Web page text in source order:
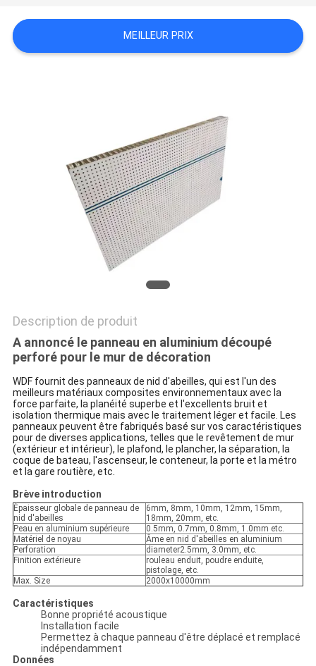
DU
SITE
CONFIDENTIALITÉ
MEILLEUR PRIX
Description de produit
A annoncé le panneau en aluminium découpé
perforé pour le mur de décoration
WDF fournit des panneaux de nid d'abeilles, qui est l'un des
meilleurs matériaux composites environnementaux avec la
force parfaite, la planéité superbe et l'excellents bruit et
isolation thermique mais avec le traitement léger et facile. Les
panneaux peuvent être fabriqués basé sur vos caractéristiques
pour de diverses applications, telles que le revêtement de mur
(extérieur et intérieur), le plafond, le plancher, la séparation, la
coque de bateau, l'ascenseur, le conteneur, la porte et la métro
et la gare routière, etc.
Brève introduction
Épaisseur globale de panneau de
nid d'abeilles
6mm, 8mm, 10mm, 12mm, 15mm,
18mm, 20mm, etc.
Peau en aluminium supérieure
0.5mm, 0.7mm, 0.8mm, 1.0mm etc.
Matériel de noyau
Âme en nid d'abeilles en aluminium
Perforation
diameter2.5mm, 3.0mm, etc.
Finition extérieure
rouleau enduit, poudre enduite,
pistolage, etc.
Max. Size
2000x10000mm
Caractéristiques
Bonne propriété acoustique
Installation facile
Permettez à chaque panneau d'être déplacé et remplacé
indépendamment
Données